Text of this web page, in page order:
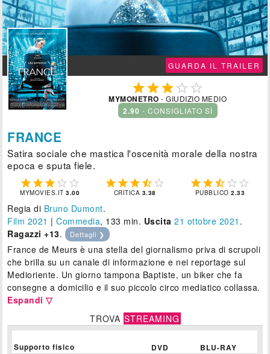
GUARDA IL TRAILER
  
MYMONETRO - GIUDIZIO MEDIO
2.90 - CONSIGLIATO SÌ
FRANCE
Satira sociale che mastica l'oscenità morale della nostra
epoca e sputa fiele.
    
MYMOVIES.IT3.00
    
CRITICA 3.38
    
PUBBLICO2.33
Regia di Bruno Dumont.
Film 2021 |Commedia, 133 min. Uscita 21 ottobre 2021 .
Ragazzi +13. Dettagli ❯
France de Meurs è una stella del giornalismo priva di scrupoli
che brilla su un canale di informazione e nei reportage sul
Medioriente. Un giorno tampona Baptiste, un biker che fa
consegne a domicilio e il suo piccolo circo mediatico collassa.
Espandi ▽
TROVA STREAMING
Supporto fisico DVD BLU-RAY